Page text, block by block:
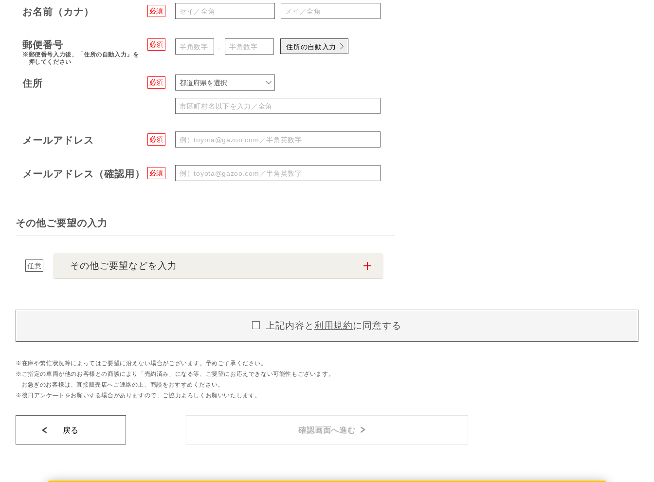
必須
お名前（カナ）
必須
郵便番号
※郵便番号入力後、「住所の自動入力」を
押してください
- 住所の自動入力
必須
住所 都道府県を選択
必須
メールアドレス
必須
メールアドレス（確認用）
その他ご要望の入力
任意 その他ご要望などを入力
上記内容と 利用規約に同意する
在庫や繁忙状況等によってはご要望に沿えない場合がございます。予めご了承ください。
ご指定の車両が他のお客様との商談により「売約済み」になる等、ご要望にお応えできない可能性もございます。
お急ぎのお客様は、直接販売店へご連絡の上、商談をおすすめください。
後日アンケ―トをお願いする場合がありますので、ご協力よろしくお願いいたします。
戻る